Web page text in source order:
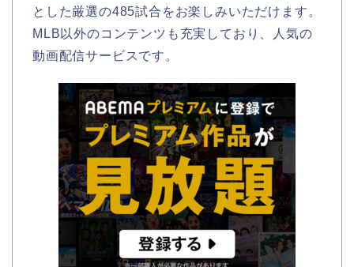
とした厳選の485試合をお楽しみいただけます。
MLB以外のコンテンツも充実しており、人気の
動画配信サービスです。